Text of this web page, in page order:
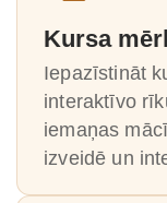
Kursa
Iepazīstināt
interaktīvo
iemaņas
izveidē un